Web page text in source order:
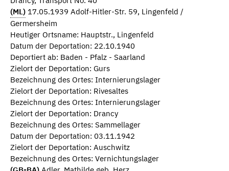
(ML) 17.05.1939 Adolf-Hitler-Str. 59, Lingenfeld /
Germersheim
Heutiger Ortsname: Hauptstr., Lingenfeld
Datum der Deportation: 22.10.1940
Deportiert ab: Baden - Pfalz - Saarland
Zielort der Deportation: Gurs
Bezeichnung des Ortes: Internierungslager
Zielort der Deportation: Rivesaltes
Bezeichnung des Ortes: Internierungslager
Zielort der Deportation: Drancy
Bezeichnung des Ortes: Sammellager
Datum der Deportation: 03.11.1942
Zielort der Deportation: Auschwitz
Bezeichnung des Ortes: Vernichtungslager